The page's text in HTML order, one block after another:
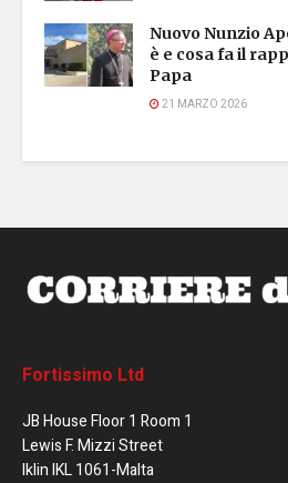
Nuovo Nunzio
è e cosa fa il
Papa
21 MARZO 2026
Fortissimo Ltd
JB House Floor 1 Room 1
Lewis F. Mizzi Street
Iklin IKL 1061-Malta